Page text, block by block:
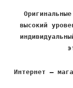
высокий
Интернет –